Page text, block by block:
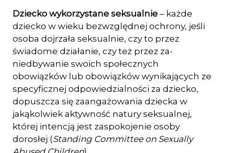
Dziecko wykorzystane seksualnie – każde
dziecko w wieku bezwzględnej ochrony, jeśli
osoba dojrzała seksualnie, czy to przez
świadome działanie, czy też przez za­
niedbywanie swoich społecznych
obowiązków lub obowiązków wynikających ze
specyficznej odpowiedzialności za dziecko,
dopuszcza się zaangażowania dziecka w
jakąkolwiek aktywność natury seksualnej,
której intencją jest zaspokojenie osoby
dorosłej (Standing Committee on Sexually